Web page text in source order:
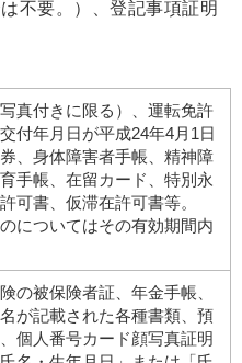
不要。）、登記事項証明
真付きに限る）、運転免許
付年月日が平成24年4月1日
、身体障害者手帳、精神障
手帳、在留カード、特別永
可書、仮滞在許可書等。
についてはその有効期間内
の被保険者証、年金手帳、
が記載された各種書類、預
個人番号カード顔写真証明